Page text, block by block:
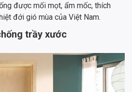
được mối mọt, ẩm mốc, thích
đới gió mùa của Việt Nam.
trầy xước